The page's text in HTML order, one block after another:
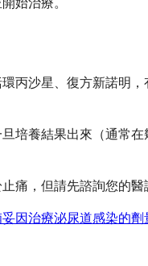
沙星、復方新諾明
養結果出來（通常
痛，但請先諮詢您的醫
妥因治療泌尿道感染的劑